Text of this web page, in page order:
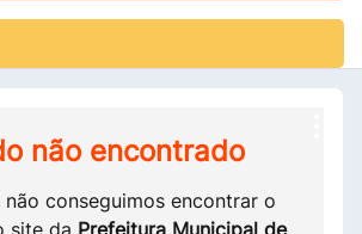
não encontrado
não conseguimos encontrar o
site da Prefeitura Municipal de